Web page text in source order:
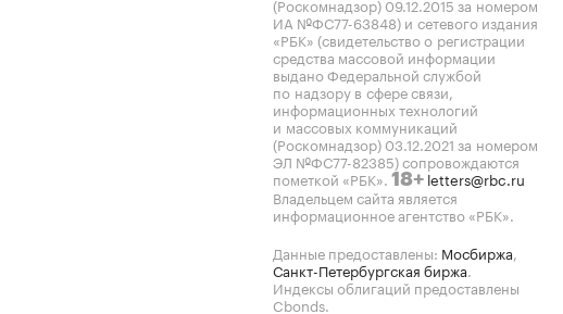
(Роскомнадзор) 09.12.2015 за номером
ИА №ФС77-63848) и сетевого издания
«РБК» (свидетельство о регистрации
средства массовой информации
выдано Федеральной службой
по надзору в сфере связи,
информационных технологий
и массовых коммуникаций
(Роскомнадзор) 03.12.2021 за номером
ЭЛ №ФС77-82385) сопровождаются
пометкой «РБК». 18+ letters@rbc.ru
Владельцем сайта является
информационное агентство «РБК».
Данные предоставлены: Мосбиржа,
Санкт-Петербургская биржа.
Индексы облигаций предоставлены
Cbonds.